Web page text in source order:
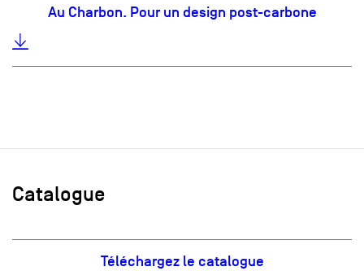
Au Charbon. Pour un design post-carbone
Catalogue
Téléchargez le catalogue